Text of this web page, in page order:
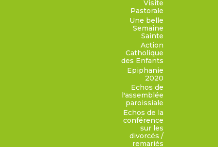
Visite
Pastorale
Une belle
Semaine
Sainte
Action
Catholique
des Enfants
Epiphanie
2020
Echos de
l'assemblée
paroissiale
Echos de la
conférence
sur les
divorcés /
remariés